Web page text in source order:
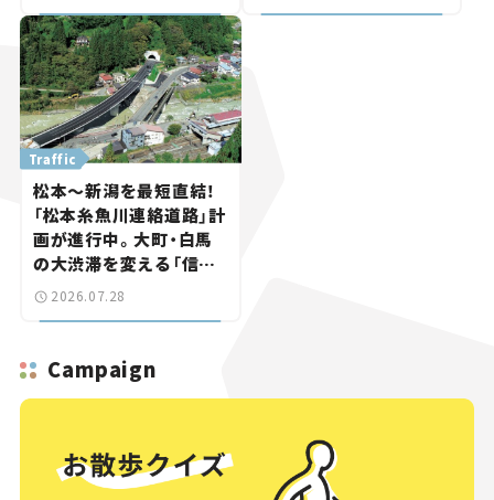
計画】
Traffic
松本～新潟を最短直結！
「松本糸魚川連絡道路」計
画が進行中。大町・白馬
の大渋滞を変える「信号
ゼロ」バイパスも事業化
2026.07.28
Campaign